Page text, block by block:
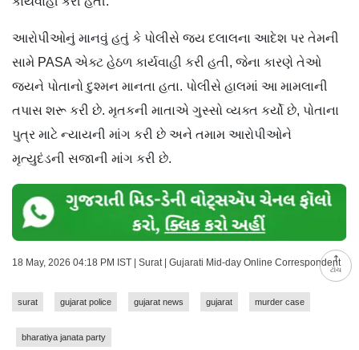
ટોચ
આરોપીઓનું માનવું હતું કે પોલીસે જય દલાલના આદેશ પર તેમની
સામે PASA એક્ટ હેઠળ કાર્યવાહી કરી હતી, જેના કારણે તેઓ
જયને પોતાનો દુશ્મન માનતા હતા. પોલીસે હાલમાં આ મામલાની
તપાસ શરૂ કરી છે. મૃતકની માતાએ ગુસ્સો વ્યક્ત કર્યો છે, પોતાના
પુત્ર માટે ન્યાયની માંગ કરી છે અને તમામ આરોપીઓને
મૃત્યુદંડની સજાની માંગ કરી છે.
18 May, 2026 04:18 PM IST | Surat | Gujarati Mid-day Online Correspondent
surat gujarat police gujarat news gujarat murder case
bharatiya janata party